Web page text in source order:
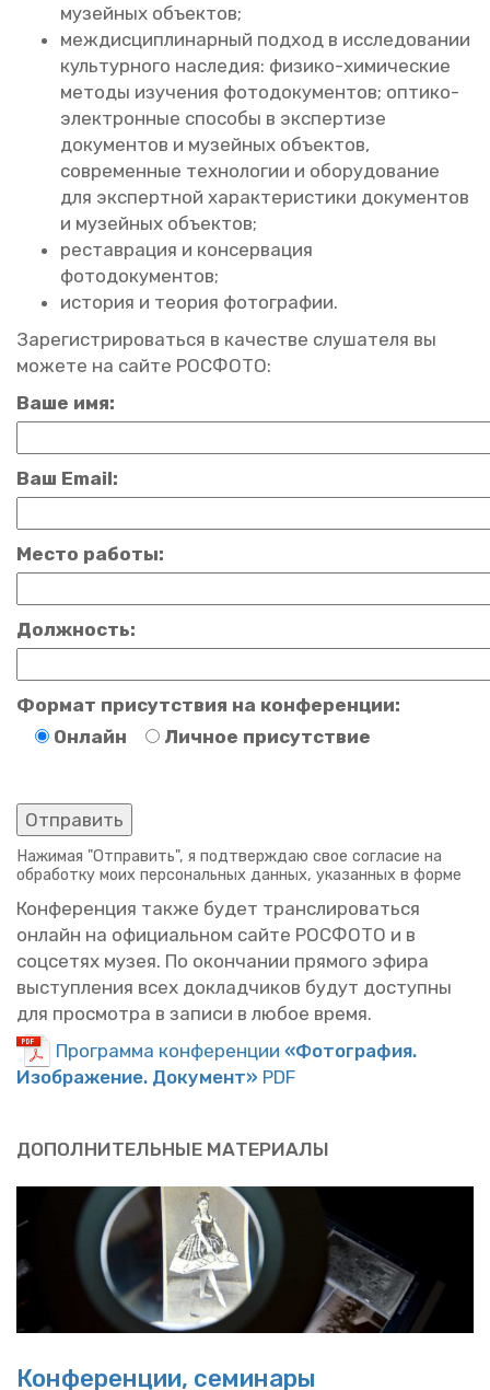
му­зей­ных объ­ек­тов;
меж­дис­ци­пли­нар­ный под­ход в ис­сле­до­ва­нии
куль­тур­но­го на­сле­дия: фи­зи­ко-хи­ми­че­ские
ме­то­ды изу­че­ния фо­то­до­ку­мен­тов; оп­ти­ко-
элек­трон­ные спо­со­бы в экс­пер­ти­зе
до­ку­мен­тов и му­зей­ных объ­ек­тов,
со­вре­мен­ные тех­но­ло­гии и обо­ру­до­ва­ние
для экс­перт­ной ха­рак­те­ри­сти­ки до­ку­мен­тов
и му­зей­ных объ­ек­тов;
ре­став­ра­ция и кон­сер­ва­ция
фо­то­до­ку­мен­тов;
ис­то­рия и тео­рия фо­то­гра­фии.
За­ре­ги­стри­ро­вать­ся в ка­че­стве слу­ша­те­ля вы
мо­же­те на сайте РОС­ФО­ТО:
Ваше имя:
Ваш Email:
Место работы:
Должность:
Формат присутствия на конференции:
Онлайн
Личное присутствие
На­жи­мая "От­пра­вить", я под­твер­ждаю свое со­гла­сие на
об­ра­бот­ку моих пер­со­наль­ных дан­ных, ука­зан­ных в форме
Кон­фе­рен­ция также будет транс­ли­ро­вать­ся
он­лайн на офи­ци­аль­ном сайте РОС­ФО­ТО и в
соц­се­тях музея. По окон­ча­нии пря­мо­го эфира
вы­ступ­ле­ния всех до­клад­чи­ков будут до­ступ­ны
для про­смот­ра в за­пи­си в любое время.
Про­грам­ма кон­фе­рен­ции «Фо­то­гра­фия.
Изоб­ра­же­ние. До­ку­мент» PDF
ДО­ПОЛ­НИ­ТЕЛЬ­НЫЕ МА­ТЕ­РИ­А­ЛЫ
Кон­фе­рен­ции, се­ми­на­ры